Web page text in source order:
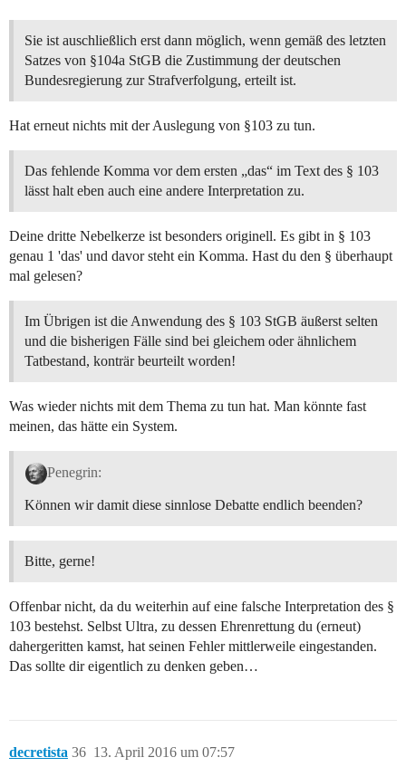
Sie ist auschließlich erst dann möglich, wenn gemäß des letzten
Satzes von §104a StGB die Zustimmung der deutschen
Bundesregierung zur Strafverfolgung, erteilt ist.
Hat erneut nichts mit der Auslegung von §103 zu tun.
Das fehlende Komma vor dem ersten „das“ im Text des § 103
lässt halt eben auch eine andere Interpretation zu.
Deine dritte Nebelkerze ist besonders originell. Es gibt in § 103
genau 1 'das' und davor steht ein Komma. Hast du den § überhaupt
mal gelesen?
Im Übrigen ist die Anwendung des § 103 StGB äußerst selten
und die bisherigen Fälle sind bei gleichem oder ähnlichem
Tatbestand, konträr beurteilt worden!
Was wieder nichts mit dem Thema zu tun hat. Man könnte fast
meinen, das hätte ein System.
Penegrin:
Können wir damit diese sinnlose Debatte endlich beenden?
Bitte, gerne!
Offenbar nicht, da du weiterhin auf eine falsche Interpretation des §
103 bestehst. Selbst Ultra, zu dessen Ehrenrettung du (erneut)
dahergeritten kamst, hat seinen Fehler mittlerweile eingestanden.
Das sollte dir eigentlich zu denken geben…
decretista 13. April 2016 um 07:57
36